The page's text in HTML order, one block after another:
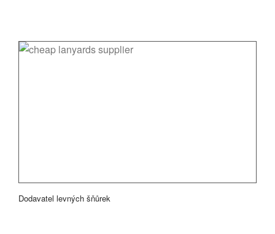
Dodavatel levných šňůrek